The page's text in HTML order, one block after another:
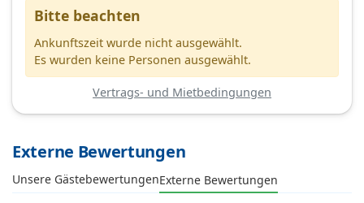
Bitte beachten
Ankunftszeit wurde nicht ausgewählt.
Es wurden keine Personen ausgewählt.
Vertrags- und Mietbedingungen
Externe Bewertungen
Unsere GästebewertungenExterne Bewertungen